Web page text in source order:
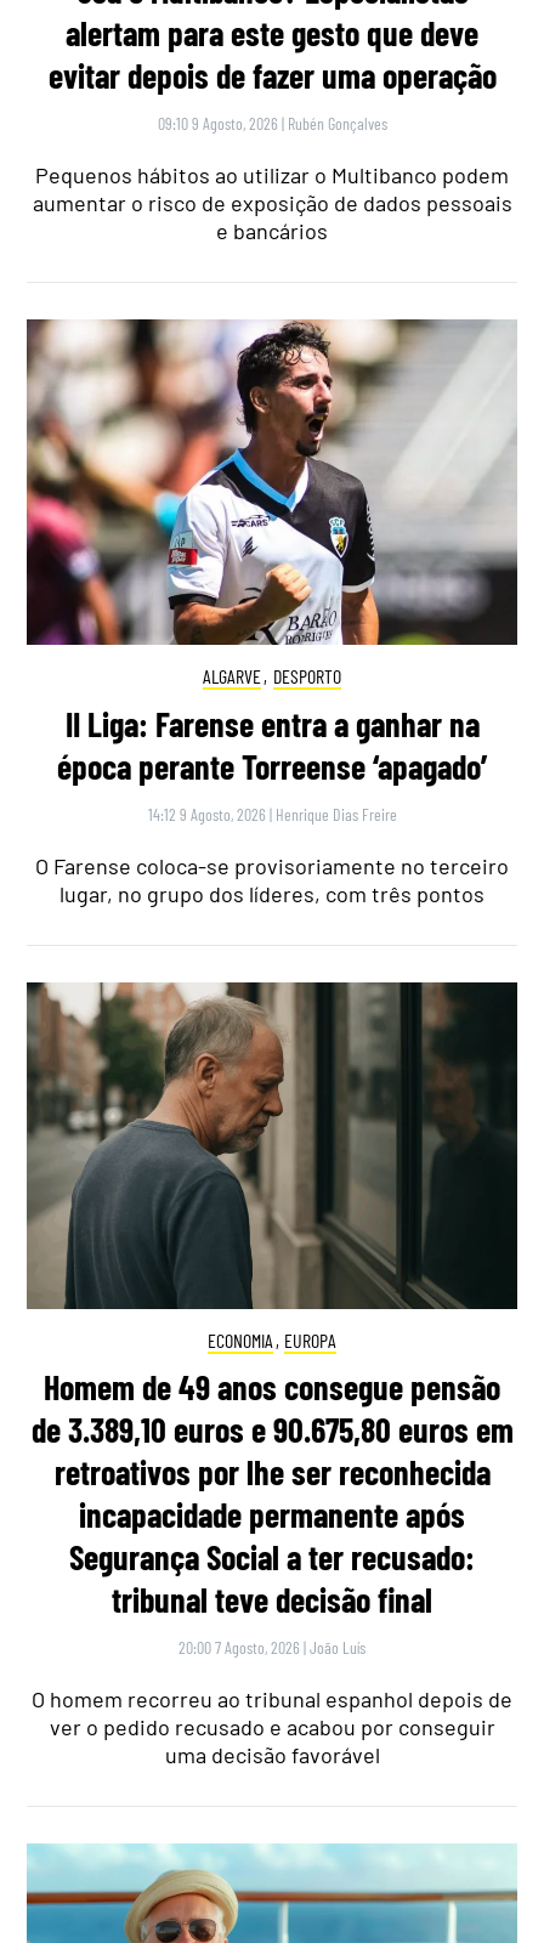
alertam para este gesto que deve
evitar depois de fazer uma operação
09:10 9 Agosto, 2026 | Rubén Gonçalves
Pequenos hábitos ao utilizar o Multibanco podem
aumentar o risco de exposição de dados pessoais
e bancários
ALGARVE, DESPORTO
II Liga: Farense entra a ganhar na
época perante Torreense ‘apagado’
14:12 9 Agosto, 2026 | Henrique Dias Freire
O Farense coloca-se provisoriamente no terceiro
lugar, no grupo dos líderes, com três pontos
ECONOMIA , EUROPA
Homem de 49 anos consegue pensão
de 3.389,10 euros e 90.675,80 euros em
retroativos por lhe ser reconhecida
incapacidade permanente após
Segurança Social a ter recusado:
tribunal teve decisão final
20:00 7 Agosto, 2026 |João Luís
O homem recorreu ao tribunal espanhol depois de
ver o pedido recusado e acabou por conseguir
uma decisão favorável